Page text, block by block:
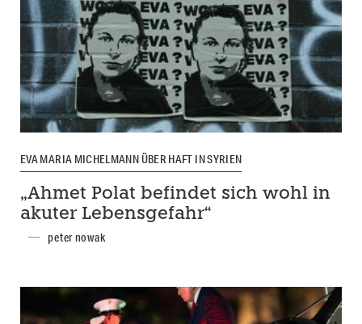
EVA MARIA MICHELMANN ÜBER HAFT IN SYRIEN
„Ahmet Polat befindet sich wohl in
akuter Lebensgefahr“
peter nowak